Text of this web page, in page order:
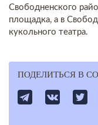
Свободненского
площадка, а в
кукольного театра.
ПОДЕЛИТЬСЯ В